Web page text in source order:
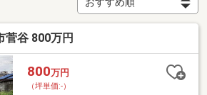
菅谷 800万円
800万円
（坪単価:-）